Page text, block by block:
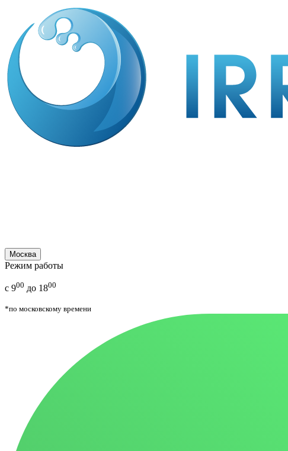
Москва
Режим работы
с 900 до 1800
*по московскому времени